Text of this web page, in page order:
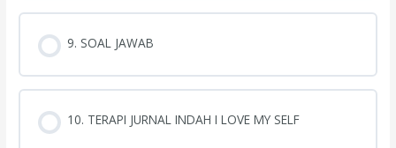
9. SOAL JAWAB
10. TERAPI JURNAL INDAH I LOVE MY SELF